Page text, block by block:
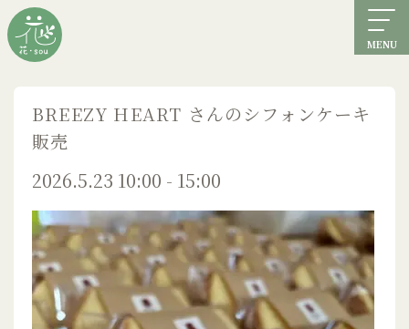
MENU
BREEZY HEART さんのシフォンケーキ
販売
2026.5.23 10:00 - 15:00